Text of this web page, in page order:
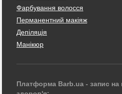
Фарбування волосся
Перманентний макіяж
Депіляція
Манікюр
Платформа Barb.ua - запис на